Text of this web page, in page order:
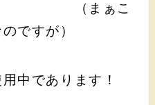
こ
ですが）
中であります！